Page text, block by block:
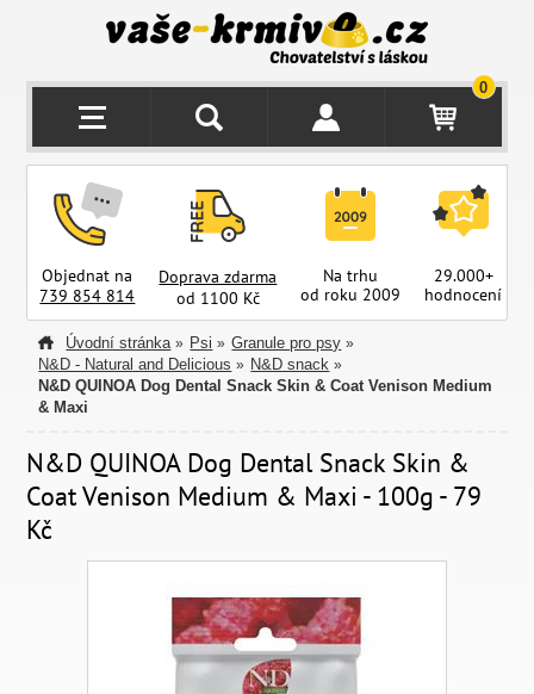
0
Objednat na
739 854 814
Doprava zdarma
od 1100 Kč
Na trhu
od roku 2009
29.000+
hodnocení
Úvodní stránka » Psi » Granule pro psy »
N&D - Natural and Delicious » N&D snack »
N&D QUINOA Dog Dental Snack Skin & Coat Venison Medium
& Maxi
N&D QUINOA Dog Dental Snack Skin &
Coat Venison Medium & Maxi - 100g - 79
Kč